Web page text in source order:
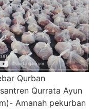
Qurban
Qurrata Ayun
Amanah pekurban